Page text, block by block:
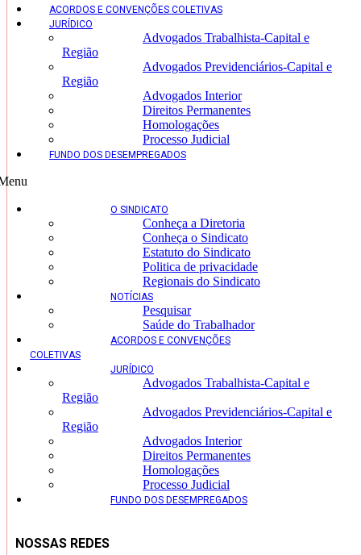
ACORDOS E CONVENÇÕES COLETIVAS
JURÍDICO
Advogados Trabalhista-Capital e
Região
Advogados Previdenciários-Capital e
Região
Advogados Interior
Direitos Permanentes
Homologações
Processo Judicial
FUNDO DOS DESEMPREGADOS
O SINDICATO
Conheça a Diretoria
Conheça o Sindicato
Estatuto do Sindicato
Politica de privacidade
Regionais do Sindicato
NOTÍCIAS
Pesquisar
Saúde do Trabalhador
ACORDOS E CONVENÇÕES
COLETIVAS
JURÍDICO
Advogados Trabalhista-Capital e
Região
Advogados Previdenciários-Capital e
Região
Advogados Interior
Direitos Permanentes
Homologações
Processo Judicial
FUNDO DOS DESEMPREGADOS
NOSSAS REDES